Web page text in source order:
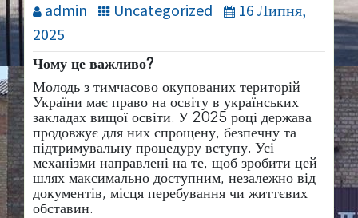
admin Uncategorized
16 Липня,
2025
Чому це важливо?
Молодь з тимчасово окупованих територій
України має право на освіту в українських
закладах вищої освіти. У 2025 році держава
продовжує для них спрощену, безпечну та
підтримувальну процедуру вступу. Усі
механізми направлені на те, щоб зробити цей
шлях максимально доступним, незалежно від
документів, місця перебування чи життєвих
обставин.